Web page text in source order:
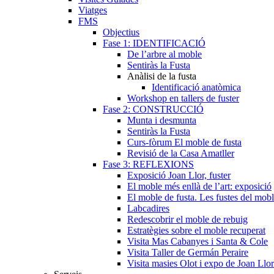
Viatges
FMS
Objectius
Fase 1: IDENTIFICACIÓ
De l’arbre al moble
Sentiràs la Fusta
Anàlisi de la fusta
Identificació anatòmica
Workshop en tallers de fuster
Fase 2: CONSTRUCCIÓ
Munta i desmunta
Sentiràs la Fusta
Curs-fòrum El moble de fusta
Revisió de la Casa Amatller
Fase 3: REFLEXIONS
Exposició Joan Llor, fuster
El moble més enllà de l’art: exposició
El moble de fusta. Les fustes del
Labcadires
Redescobrir el moble de rebuig
Estratègies sobre el moble recuperat
Visita Mas Cabanyes i Santa & Cole
Visita Taller de Germán Peraire
Visita masies Olot i expo de Joan Llor